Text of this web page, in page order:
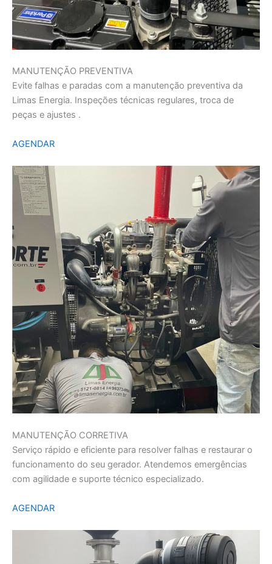
MANUTENÇÃO PREVENTIVA
Evite falhas e paradas com a manutenção preventiva da
Limas Energia. Inspeções técnicas regulares, troca de
peças e ajustes .
AGENDAR
MANUTENÇÃO CORRETIVA
Serviço rápido e eficiente para resolver falhas e restaurar o
funcionamento do seu gerador. Atendemos emergências
com agilidade e suporte técnico especializado.
AGENDAR